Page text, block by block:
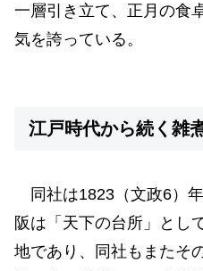
一層引き立て、正月の食
気を誇っている。
江戸時代から続く雑
同社は1823（文政6）
阪は「天下の台所」とし
地であり、同社もまたそ